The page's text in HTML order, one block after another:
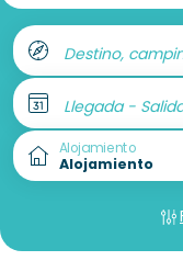
Destino,
Llegada -
Alojamiento